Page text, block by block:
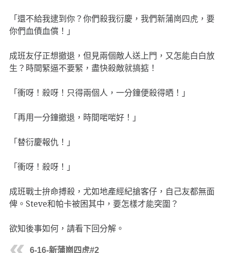
「還不給我逮到你？你們殺我衍慶，我們新蒲崗四虎，要
你們血債血償！」
成班友仔正想撤退，但見兩個敵人送上門，又怎能白白放
生？時間緊逼不要緊，盡快殺敵就搞掂！
「衝呀！殺呀！只得兩個人，一分鐘便殺得晒！」
「再用一分鐘撤退，時間啱啱好！」
「替衍慶報仇！」
「衝呀！殺呀！」
成班戰士拚命搏殺，尤如地產經紀搶客仔，自己友都無面
俾。Steve和帕卡被困其中，要怎樣才能突圍？
欲知後事如何，請看下回分解。
6-16-新蒲崗四虎#2